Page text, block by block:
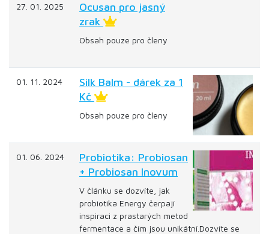
27. 01. 2025
Ocusan pro jasný
zrak
Obsah pouze pro členy
01. 11. 2024
Silk Balm - dárek za 1
Kč
Obsah pouze pro členy
01. 06. 2024
Probiotika: Probiosan
+ Probiosan Inovum
V článku se dozvíte, jak
probiotika Energy čerpají
inspiraci z prastarých metod
fermentace a čím jsou unikátní.Dozvíte se